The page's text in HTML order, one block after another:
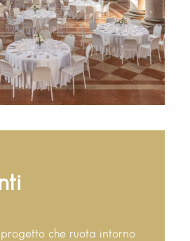
progetto che ruota intorno